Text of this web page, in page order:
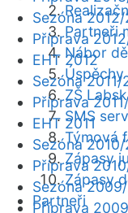
Partneři
Nábor
Úspěchy
ZŠ
SMS
Týmová
Zápasy
Zápasy
Partneři
Sezóna 2012/
Příprava
EHT 2012
Sezóna 2011/
Příprava
EHT 2011
Sezóna 2010/
Příprava
Sezóna
Příprava